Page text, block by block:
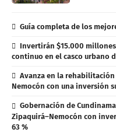
Guía completa de los
Invertirán $15.000
continuo en el casco urbano
Avanza en la
Nemocón con una inversión
Gobernación de
Zipaquirá–Nemocón con
63 %